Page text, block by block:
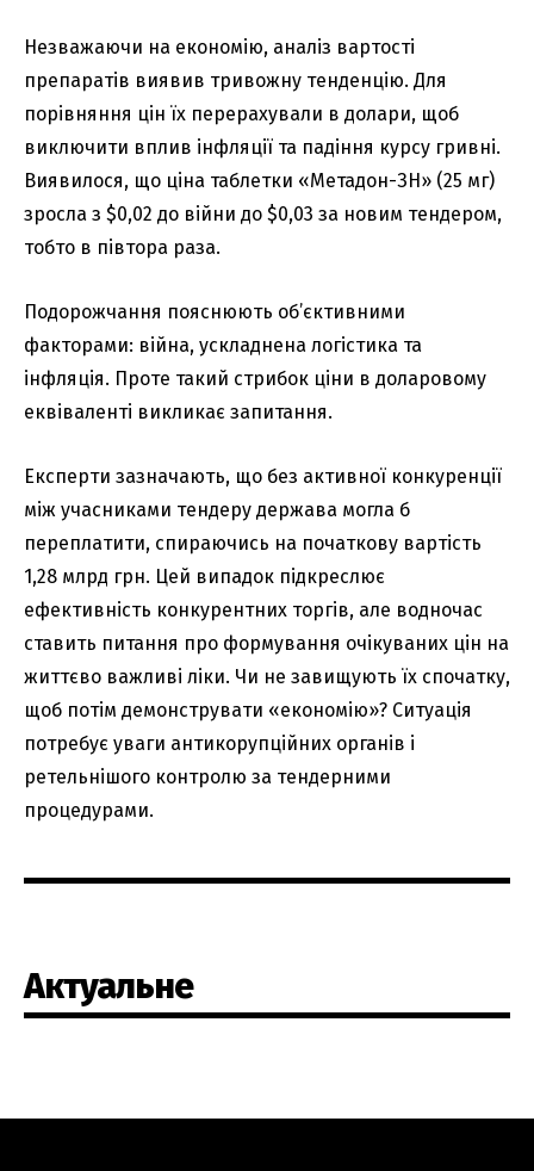
Незважаючи на економію, аналіз вартості
препаратів виявив тривожну тенденцію. Для
порівняння цін їх перерахували в долари, щоб
виключити вплив інфляції та падіння курсу гривні.
Виявилося, що ціна таблетки «Метадон-ЗН» (25 мг)
зросла з $0,02 до війни до $0,03 за новим тендером,
тобто в півтора раза.
Подорожчання пояснюють об’єктивними
факторами: війна, ускладнена логістика та
інфляція. Проте такий стрибок ціни в доларовому
еквіваленті викликає запитання.
Експерти зазначають, що без активної конкуренції
між учасниками тендеру держава могла б
переплатити, спираючись на початкову вартість
1,28 млрд грн. Цей випадок підкреслює
ефективність конкурентних торгів, але водночас
ставить питання про формування очікуваних цін на
життєво важливі ліки. Чи не завищують їх спочатку,
щоб потім демонструвати «економію»? Ситуація
потребує уваги антикорупційних органів і
ретельнішого контролю за тендерними
процедурами.
Актуальне